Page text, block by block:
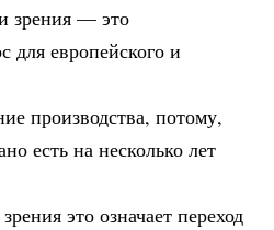
зрения — это
для европейского и
производства, потому,
есть на несколько лет
это означает переход